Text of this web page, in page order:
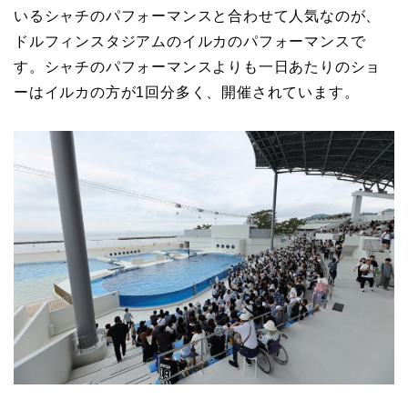
いるシャチのパフォーマンスと合わせて人気なのが、
ドルフィンスタジアムのイルカのパフォーマンスで
す。シャチのパフォーマンスよりも一日あたりのショ
ーはイルカの方が1回分多く、開催されています。